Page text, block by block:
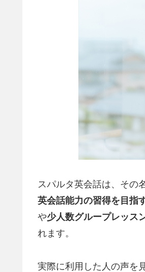
スパルタ英会話は、その
英会話能力の習得を目指
や少人数グループレッス
れます。
実際に利用した人の声を